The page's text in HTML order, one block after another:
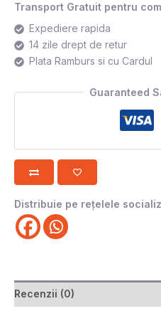
Transport Gratuit pentru
Expediere rapida
14 zile drept de retur
Plata Ramburs si cu Cardul
Guaranteed
Distribuie pe rețelele
Recenzii (0)